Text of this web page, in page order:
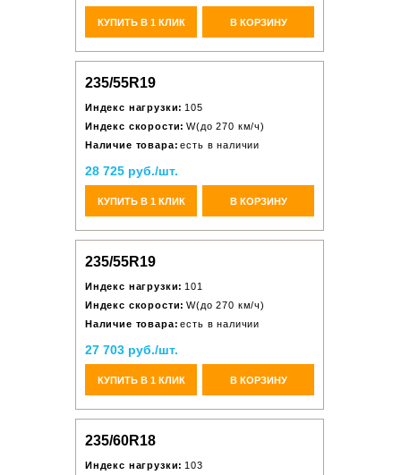
КУПИТЬ В 1 КЛИК В КОРЗИНУ
235/55R19
Индекс нагрузки: 105
Индекс скорости: W(до 270 км/ч)
Наличие товара: есть в наличии
28 725 руб./шт.
КУПИТЬ В 1 КЛИК В КОРЗИНУ
235/55R19
Индекс нагрузки: 101
Индекс скорости: W(до 270 км/ч)
Наличие товара: есть в наличии
27 703 руб./шт.
КУПИТЬ В 1 КЛИК В КОРЗИНУ
235/60R18
Индекс нагрузки: 103